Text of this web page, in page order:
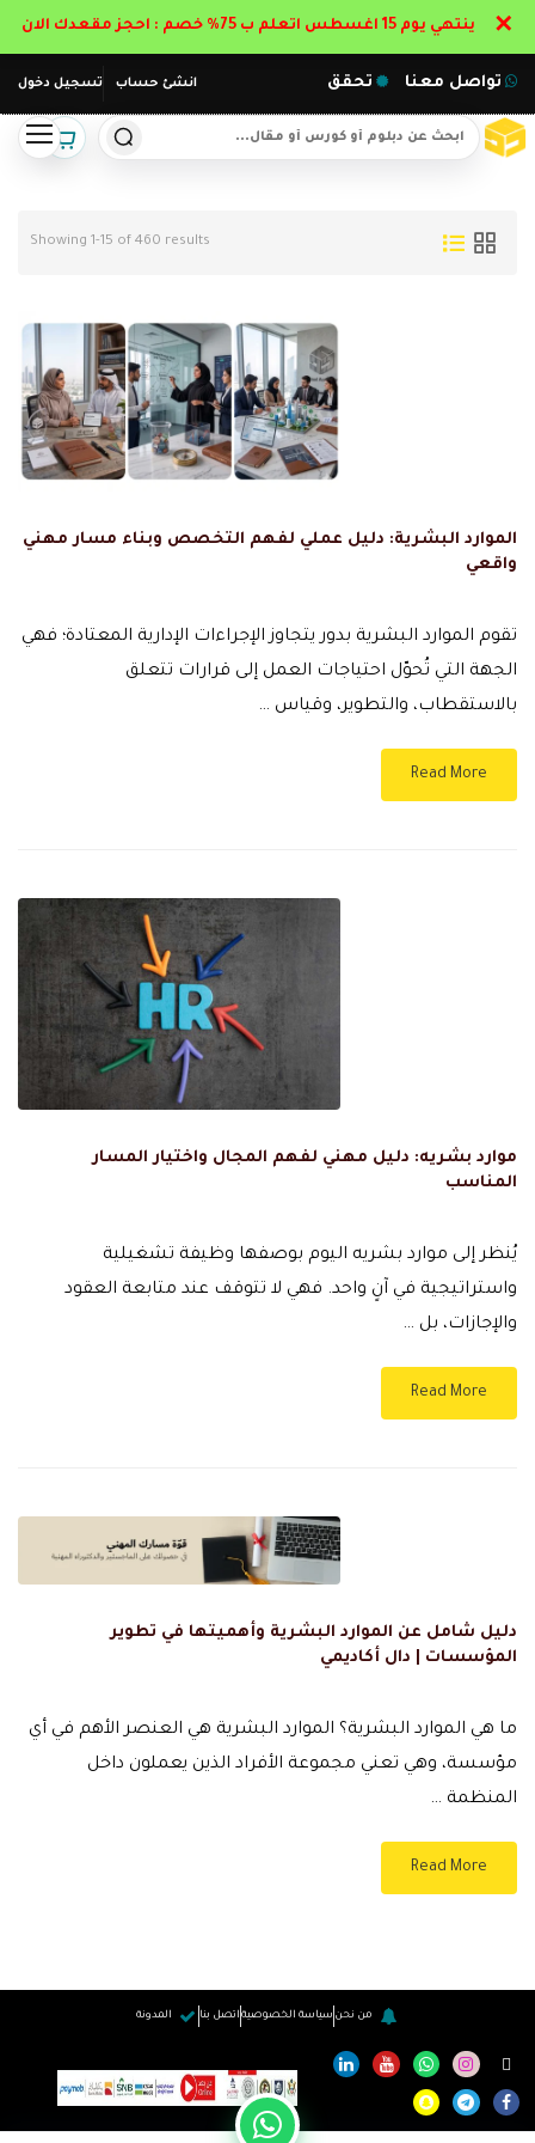
انشئ حساب تسجيل دخول تواصل معنا تحقق
Showing 1-15 of 460 results
الموارد البشرية: دليل عملي لفهم التخصص وبناء مسار مهني
واقعي
تقوم الموارد البشرية بدور يتجاوز الإجراءات الإدارية المعتادة؛ فهي
الجهة التي تُحوّل احتياجات العمل إلى قرارات تتعلق
بالاستقطاب، والتطوير، وقياس …
Read More
موارد بشريه: دليل مهني لفهم المجال واختيار المسار
المناسب
يُنظر إلى موارد بشريه اليوم بوصفها وظيفة تشغيلية
واستراتيجية في آنٍ واحد. فهي لا تتوقف عند متابعة العقود
والإجازات، بل …
Read More
دليل شامل عن الموارد البشرية وأهميتها في تطوير
المؤسسات | دال أكاديمي
ما هي الموارد البشرية؟ الموارد البشرية هي العنصر الأهم في أي
مؤسسة، وهي تعني مجموعة الأفراد الذين يعملون داخل
المنظمة …
Read More
من نحن سياسة الخصوصية اتصل بنا المدونة
ينتهي يوم 15 اغسطس اتعلم ب 75% خصم : احجز مقعدك الان ✕